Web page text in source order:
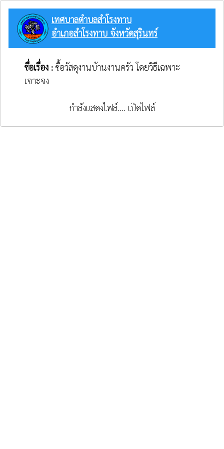
เทศบาลตำบลสำโรงทาบ
อำเภอสำโรงทาบ จังหวัดสุรินทร์
ชื่อเรื่อง : ซื้อวัสดุงานบ้านงานครัว โดยวิธีเฉพาะ
เจาะจง
กำลังแสดงไฟล์.... เปิดไฟล์